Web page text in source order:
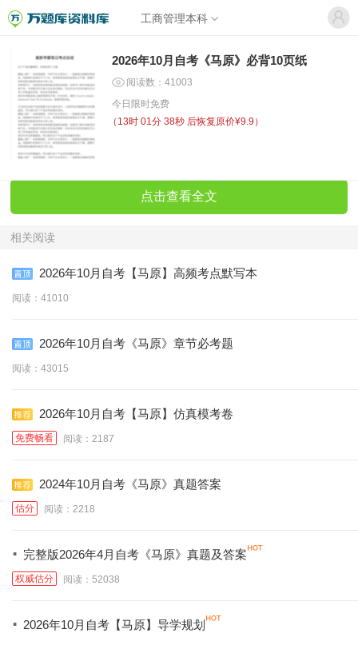
工商管理本科
2026年10月自考《马原》必背10页纸
阅读数：41003
今日限时免费
（ 13时 01分 38秒 后恢复原价¥9.9）
点击查看全文
相关阅读
2026年10月自考【马原】高频考点默写本
阅读：41010
2026年10月自考《马原》章节必考题
阅读：43015
2026年10月自考【马原】仿真模考卷
免费畅看 阅读：2187
2024年10月自考《马原》真题答案
估分 阅读：2218
· 完整版2026年4月自考《马原》真题及答案
权威估分 阅读：52038
· 2026年10月自考【马原】导学规划